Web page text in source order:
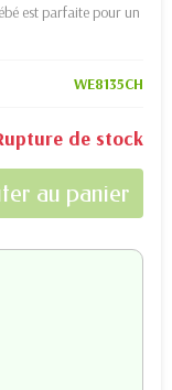
est parfaite pour un
WE8135CH
de stock
au panier